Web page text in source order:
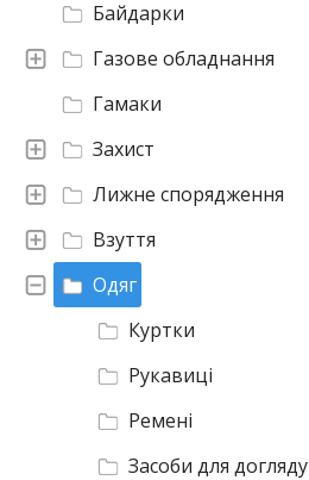
Одяг
Куртки
Рукавиці
Ремені
Засоби для догляду
Взуття
Лижне спорядження
Захист
Гамаки
Газове обладнання
Байдарки